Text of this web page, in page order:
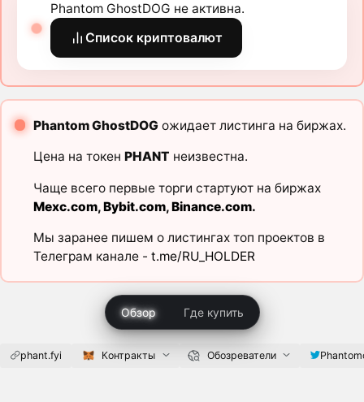
Phantom GhostDOG не активна.
Список криптовалют
Phantom GhostDOGожидает листинга на биржах.
Цена на токен PHANT неизвестна.
Чаще всего первые торги стартуют на биржах
Mexc.com,Bybit.com,Binance.com.
Мы заранее пишем о листингах топ проектов в
Телеграм канале - t.me/RU_HOLDER
Обзор Где купить
phant.fyi Контракты Обозреватели